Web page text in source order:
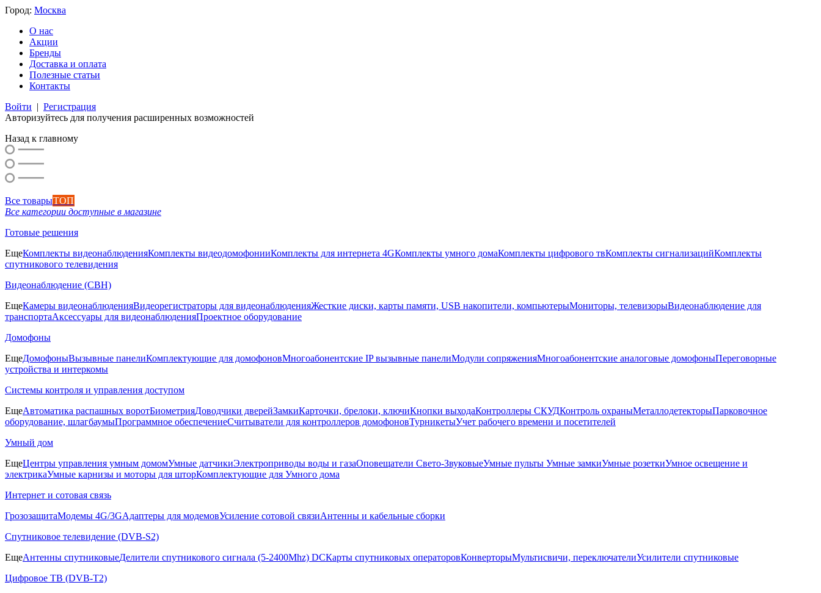
Город: Москва
О нас
Акции
Бренды
Доставка и оплата
Полезные статьи
Контакты
Войти | Регистрация
Авторизуйтесь для получения расширенных возможностей
Назад к главному
Все товарыТОП
Все категории доступные в магазине
Готовые решения
ЕщеКомплекты видеонаблюденияКомплекты видеодомофонииКомплекты для интернета 4GКомплекты умного домаКомплекты цифрового твКомплекты сигнализацийКомплекты
спутникового телевидения
Видеонаблюдение (СВН)
ЕщеКамеры видеонаблюденияВидеорегистраторы для видеонаблюденияЖесткие диски, карты памяти, USB накопители, компьютерыМониторы, телевизорыВидеонаблюдение для
транспортаАксессуары для видеонаблюденияПроектное оборудование
Домофоны
ЕщеДомофоныВызывные панелиКомплектующие для домофоновМногоабонентские IP вызывные панелиМодули сопряженияМногоабонентские аналоговые домофоныПереговорные
устройства и интеркомы
Системы контроля и управления доступом
ЕщеАвтоматика распашных воротБиометрияДоводчики дверейЗамкиКарточки, брелоки, ключиКнопки выходаКонтроллеры СКУДКонтроль охраныМеталлодетекторыПарковочное
оборудование, шлагбаумыПрограммное обеспечениеСчитыватели для контроллеров домофоновТурникетыУчет рабочего времени и посетителей
Умный дом
ЕщеЦентры управления умным домомУмные датчикиЭлектроприводы воды и газаОповещатели Свето-ЗвуковыеУмные пульты Умные замкиУмные розеткиУмное освещение и
электрикаУмные карнизы и моторы для шторКомплектующие для Умного дома
Интернет и сотовая связь
ГрозозащитаМодемы 4G/3GАдаптеры для модемовУсиление сотовой связиАнтенны и кабельные сборки
Спутниковое телевидение (DVB-S2)
ЕщеАнтенны спутниковыеДелители спутникового сигнала (5-2400Mhz) DCКарты спутниковых операторовКонверторыМультисвичи, переключателиУсилители спутниковые
Цифровое ТВ (DVB-T2)